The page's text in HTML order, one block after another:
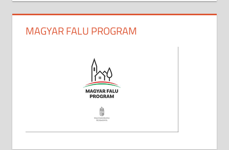
MAGYAR FALU PROGRAM